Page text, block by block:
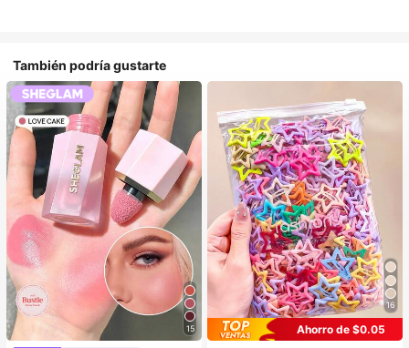
También podría gustarte
15
16
Ahorro de $0.05